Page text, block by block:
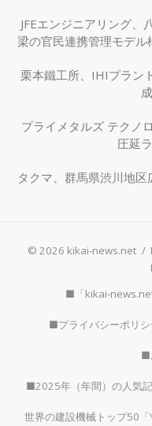
JFEエンジニアリング、
梁の官民連携管理モデル
栗本鐵工所、IHIプラン
プライメタルズ テクノ
圧延
タクマ、群馬県渋川地
© 2026 kikai-news.net /
■「kikai-
■プライバシーポリシ
■
■2025年（年間）の人気
世界の建設機械トップ50